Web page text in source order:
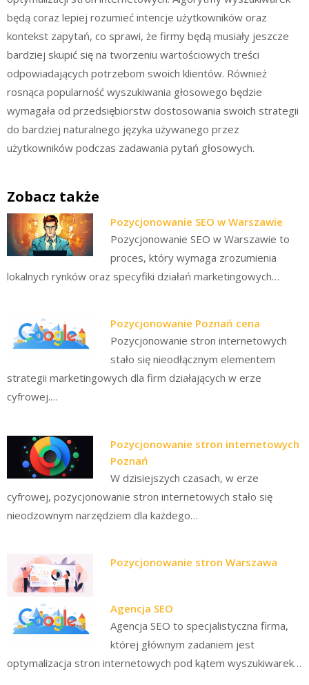
będą coraz lepiej rozumieć intencje użytkowników oraz
kontekst zapytań, co sprawi, że firmy będą musiały jeszcze
bardziej skupić się na tworzeniu wartościowych treści
odpowiadających potrzebom swoich klientów. Również
rosnąca popularność wyszukiwania głosowego będzie
wymagała od przedsiębiorstw dostosowania swoich strategii
do bardziej naturalnego języka używanego przez
użytkowników podczas zadawania pytań głosowych.
Zobacz także
Pozycjonowanie SEO w Warszawie
Pozycjonowanie SEO w Warszawie to
proces, który wymaga zrozumienia
lokalnych rynków oraz specyfiki działań marketingowych…
Pozycjonowanie Poznań cena
Pozycjonowanie stron internetowych
stało się nieodłącznym elementem
strategii marketingowych dla firm działających w erze
cyfrowej.…
Pozycjonowanie stron internetowych
Poznań
W dzisiejszych czasach, w erze
cyfrowej, pozycjonowanie stron internetowych stało się
nieodzownym narzędziem dla każdego…
Pozycjonowanie stron Warszawa
Agencja SEO
Agencja SEO to specjalistyczna firma,
której głównym zadaniem jest
optymalizacja stron internetowych pod kątem wyszukiwarek…